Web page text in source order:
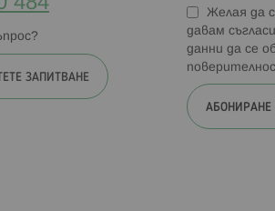
ЗАПИТВАНЕ
Желая да
давам
данни да се
АБОНИРАНЕ